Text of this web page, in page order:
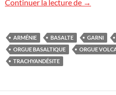
Continuer la lecture de →
ARMÉNIE BASALTE GARNI
ORGUE BASALTIQUE
ORGUE
TRACHYANDÉSITE